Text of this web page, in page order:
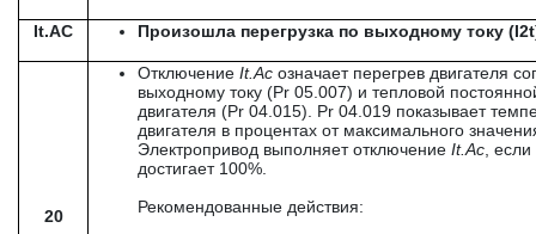
It.AC Произошла перегрузка по выходному току
20
Отключение It.Ac означает перегрев двигателя
выходному току (Pr 05.007) и тепловой
двигателя (Pr 04.015). Pr 04.019 показывает
двигателя в процентах от максимального
Электропривод выполняет отключение It.Ac ,
достигает 100%.
Рекомендованные действия: